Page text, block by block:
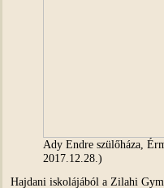
Ady Endre szülőháza,
2017.12.28.)
Hajdani iskolájából a Zilahi